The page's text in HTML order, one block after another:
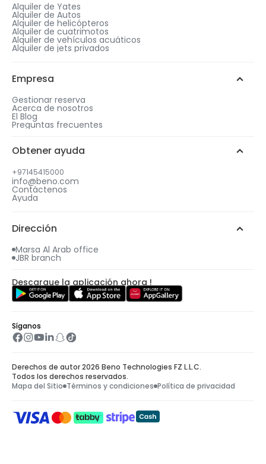
Alquiler de Yates
Alquiler de Autos
Alquiler de helicópteros
Alquiler de cuatrimotos
Alquiler de vehículos acuáticos
Alquiler de jets privados
Empresa
Gestionar reserva
Acerca de nosotros
El Blog
Preguntas frecuentes
Obtener ayuda
+97145415000
info@beno.com
Contáctenos
Ayuda
Dirección
Marsa Al Arab office
JBR branch
Descargue la aplicación ahora !
Síganos
Derechos de autor 2026 Beno Technologies FZ L.L.C.
Todos los derechos reservados.
Mapa del Sitio Términos y condiciones Política de privacidad